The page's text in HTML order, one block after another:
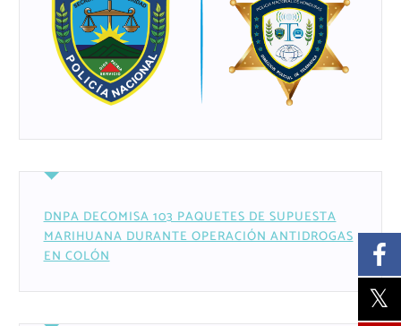
DNPA DECOMISA 103 PAQUETES DE SUPUESTA
MARIHUANA DURANTE OPERACIÓN ANTIDROGAS
EN COLÓN